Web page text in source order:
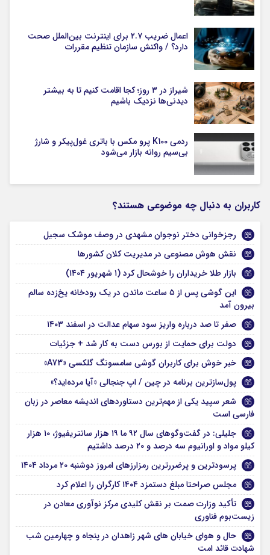
اعمال ضریب ۲.۷ برای اینترنت بین‌الملل صحت
دارد؟ / واکنش سازمان تنظیم مقررات
شیراز در ۳ روز؛ کجا اقامت کنیم تا به بیشتر
دیدنی‌ها نزدیک باشیم
ردمی K100 پرو مکس با باتری غول‌پیکر و شارژ
بی‌سیم روانه بازار می‌شود
کاربران به دنبال چه موضوعی هستند؟
رجزخوانی دختر نوجوان مشهدی در وصف موشک سجیل
نقش هوش مصنوعی در مدیریت کلان کشورها
بازار طلا خریداران را خوشحال کرد (۱ شهریور ۱۴۰۴)
این گوشی پس از ۵ ساعت ماندن در یک رودخانه یخ‌زده سالم
بیرون آمد
صفر تا صد درباره واریز سود سهام عدالت در اسفند ۱۴۰۳
دولت برای حمایت از بورس دست به کار شد + جزئیات
خبر خوش برای کاربران گوشی سامسونگ گلکسی «A73»
پول‌سازترین برنامه در چین / اپ جنجالی «آیا مرده‌اید؟»
شعر سپید یکی از مهم‌ترین دستاوردهای اندیشه‌ معاصر در زبان
فارسی است
جلیلی: در گفت‌و‌گو‌های سال ۹۲ ما ۱۹ هزار سانتریفیوژ، ۱۰ هزار
کیلو مواد و اورانیوم سه درصد و ۲۰ درصد داشتیم
پرسودترین و پرضررترین رمزارزهای امروز دوشنبه ۲۰ مرداد ۱۴۰۴
مجلس صراحتا مبلغ دستمزد ۱۴۰۴ کارگران را اعلام کرد
تأکید وزارت صمت بر نقش کلیدی مرکز نوآوری معادن در
زیست‌بوم فناوری
حال و هوای خیابان های شهر زاهدان در پنجاه و چهارمین شب
شهادت قائد امت